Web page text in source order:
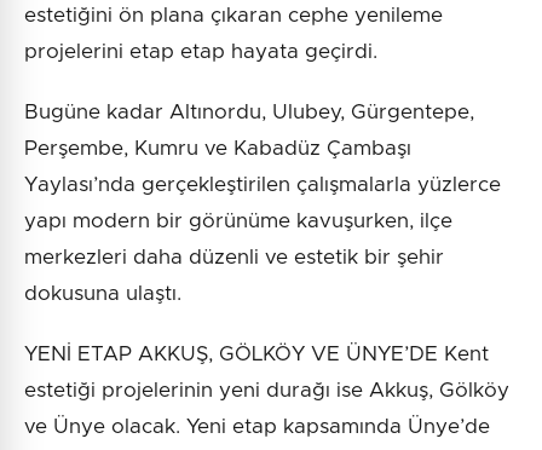
estetiğini ön plana çıkaran cephe yenileme
projelerini etap etap hayata geçirdi.
Bugüne kadar Altınordu, Ulubey, Gürgentepe,
Perşembe, Kumru ve Kabadüz Çambaşı
Yaylası’nda gerçekleştirilen çalışmalarla yüzlerce
yapı modern bir görünüme kavuşurken, ilçe
merkezleri daha düzenli ve estetik bir şehir
dokusuna ulaştı.
YENİ ETAP AKKUŞ, GÖLKÖY VE ÜNYE’DE Kent
estetiği projelerinin yeni durağı ise Akkuş, Gölköy
ve Ünye olacak. Yeni etap kapsamında Ünye’de